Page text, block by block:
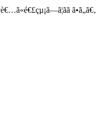
ã•ã„ã€‚